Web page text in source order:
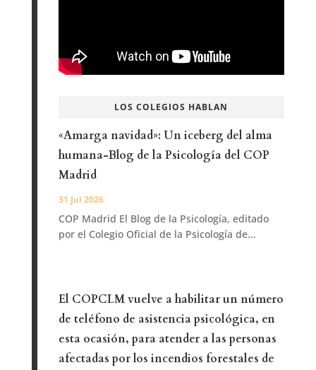
LOS COLEGIOS HABLAN
«Amarga navidad»: Un iceberg del alma
humana-Blog de la Psicología del COP
Madrid
31 Jul 2026
COP Madrid El Blog de la Psicología, editado
por el Colegio Oficial de la Psicología de...
El COPCLM vuelve a habilitar un número
de teléfono de asistencia psicológica, en
esta ocasión, para atender a las personas
afectadas por los incendios forestales de